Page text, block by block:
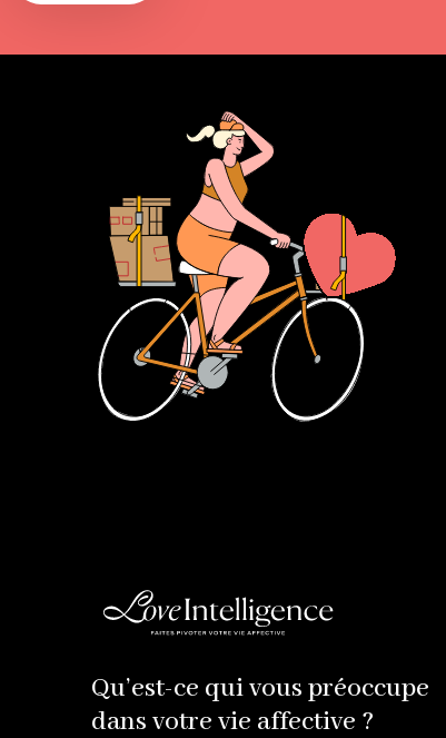
Qu’est-ce qui vous préoccupe
dans votre vie affective ?